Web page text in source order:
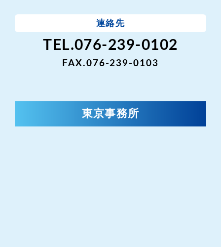
連絡先
TEL.076-239-0102
FAX.076-239-0103
東京事務所